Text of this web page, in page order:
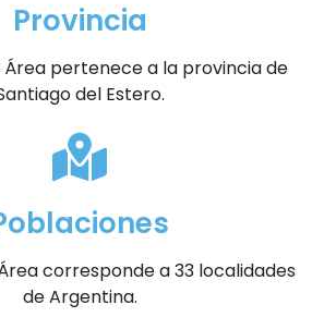
Provincia
Área pertenece a la provincia de
del Estero.
corresponde a 33 localidades
de Argentina.